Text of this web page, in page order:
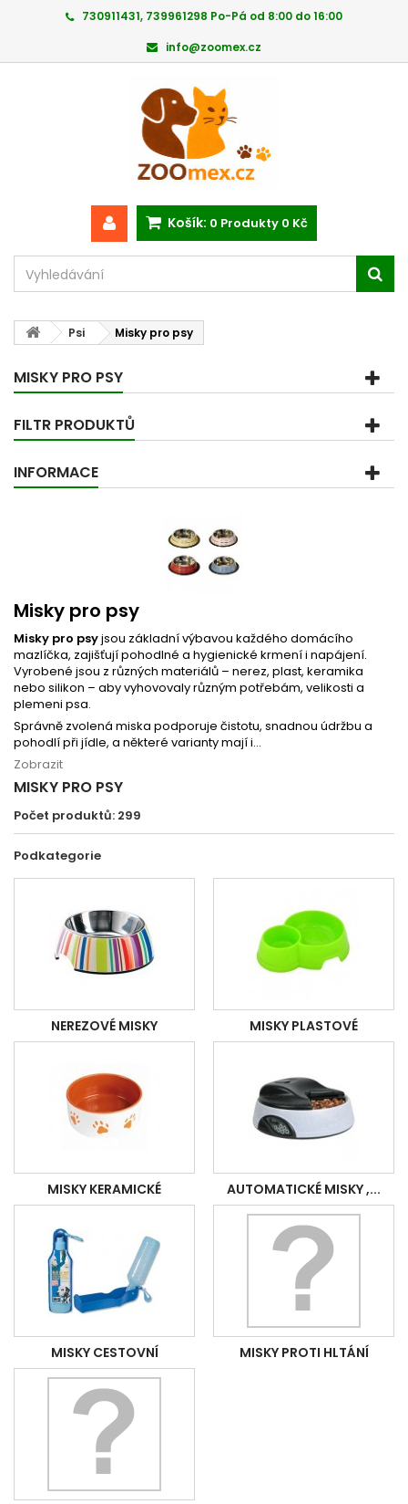
730911431, 739961298 Po-Pá od 8:00 do 16:00
info@zoomex.cz
Košík: 0 Produkty 0 Kč
Psi Misky pro psy
MISKY PRO PSY
FILTR PRODUKTŮ
INFORMACE
Misky pro psy
Misky pro psyjsou základní výbavou každého domácího
mazlíčka, zajišťují pohodlné a hygienické krmení i napájení.
Vyrobené jsou z různých materiálů – nerez, plast, keramika
nebo silikon – aby vyhovovaly různým potřebám, velikosti a
plemeni psa.
Správně zvolená miska podporuje čistotu, snadnou údržbu a
pohodlí při jídle, a některé varianty mají i...
Zobrazit
MISKY PRO PSY
Počet produktů: 299
Podkategorie
NEREZOVÉ MISKY MISKY PLASTOVÉ
MISKY KERAMICKÉ AUTOMATICKÉ MISKY ,...
MISKY CESTOVNÍ MISKY PROTI HLTÁNÍ